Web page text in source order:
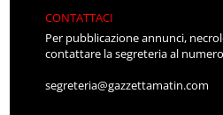
CONTATTACI
Per pubblicazione annunci,
contattare la segreteria al
segreteria@gazzettamatin.com